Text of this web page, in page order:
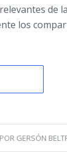
de
los
POR GERSÓN